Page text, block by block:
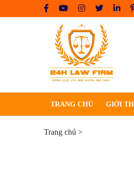
to
TRANG CHỦ GIỚI
Trang chủ >